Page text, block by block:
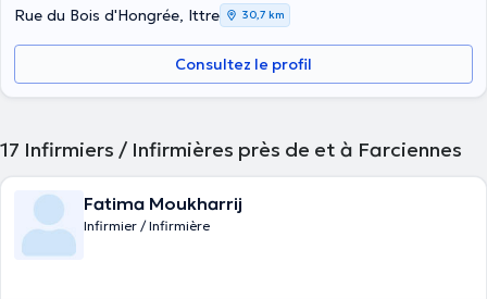
Rue du Bois d'Hongrée, Ittre 30,7 km
Consultez le profil
17 Infirmiers / Infirmières près de et à Farciennes
Fatima Moukharrij
Infirmier / Infirmière